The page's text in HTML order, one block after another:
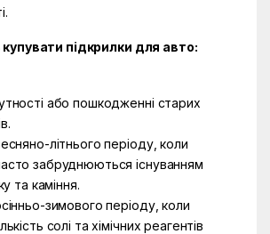
підкрилки для авто:
або пошкодженні старих
літнього періоду, коли
забруднюються існуванням
та каміння.
зимового періоду, коли
солі та хімічних реагентів